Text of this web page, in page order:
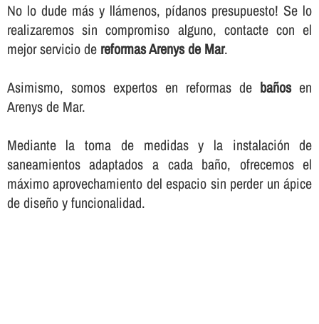
No lo dude más y llámenos, pí­danos presupuesto! Se lo
realizaremos sin compromiso alguno, contacte con el
mejor servicio de reformas Arenys de Mar.
Asimismo, somos expertos en reformas de bañosen
Arenys de Mar.
Mediante la toma de medidas y la instalación de
saneamientos adaptados a cada baño, ofrecemos el
máximo aprovechamiento del espacio sin perder un ápice
de diseño y funcionalidad.